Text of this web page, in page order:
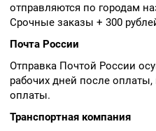
отправляются по городам
Срочные заказы + 300
Почта России
Отправка Почтой России
рабочих дней после
оплаты.
Транспортная компания